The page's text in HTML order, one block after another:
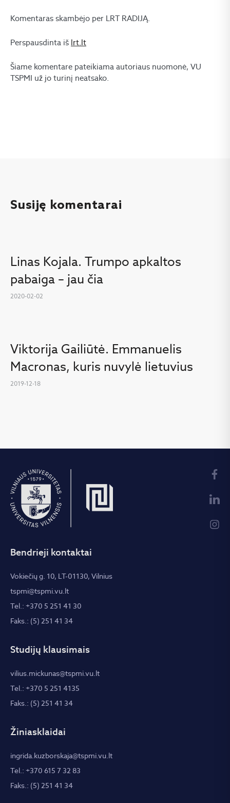
Komentaras skambėjo per LRT RADIJĄ.
Perspausdinta iš lrt.lt
Šiame komentare pateikiama autoriaus nuomonė, VU
TSPMI už jo turinį neatsako.
Susiję komentarai
Linas Kojala. Trumpo apkaltos
pabaiga – jau čia
2020-02-02
Viktorija Gailiūtė. Emmanuelis
Macronas, kuris nuvylė lietuvius
2019-12-18
Bendrieji kontaktai
Vokiečių g. 10, LT-01130, Vilnius
tspmi@tspmi.vu.lt
Tel.: +370 5 251 41 30
Faks.: (5) 251 41 34
Studijų klausimais
vilius.mickunas@tspmi.vu.lt
Tel.: +370 5 251 4135
Faks.: (5) 251 41 34
Žiniasklaidai
ingrida.kuzborskaja@tspmi.vu.lt
Tel.: +370 615 7 32 83
Faks.: (5) 251 41 34